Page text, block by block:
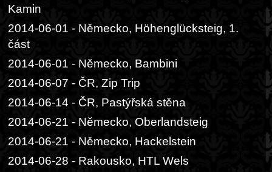
Kamin
2014-06-01 - Německo, Höhenglücksteig, 1.
část
2014-06-01 - Německo, Bambini
2014-06-07 - ČR, Zip Trip
2014-06-14 - ČR, Pastýřská stěna
2014-06-21 - Německo, Oberlandsteig
2014-06-21 - Německo, Hackelstein
2014-06-28 - Rakousko, HTL Wels